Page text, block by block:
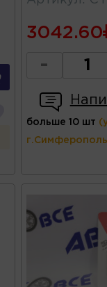
3042.60
-
больше 10 шт